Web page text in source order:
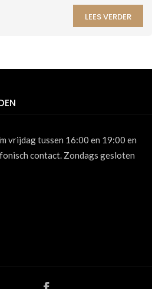
LEES VERDER
vrijdag tussen 16:00 en 19:00 en
contact. Zondags gesloten